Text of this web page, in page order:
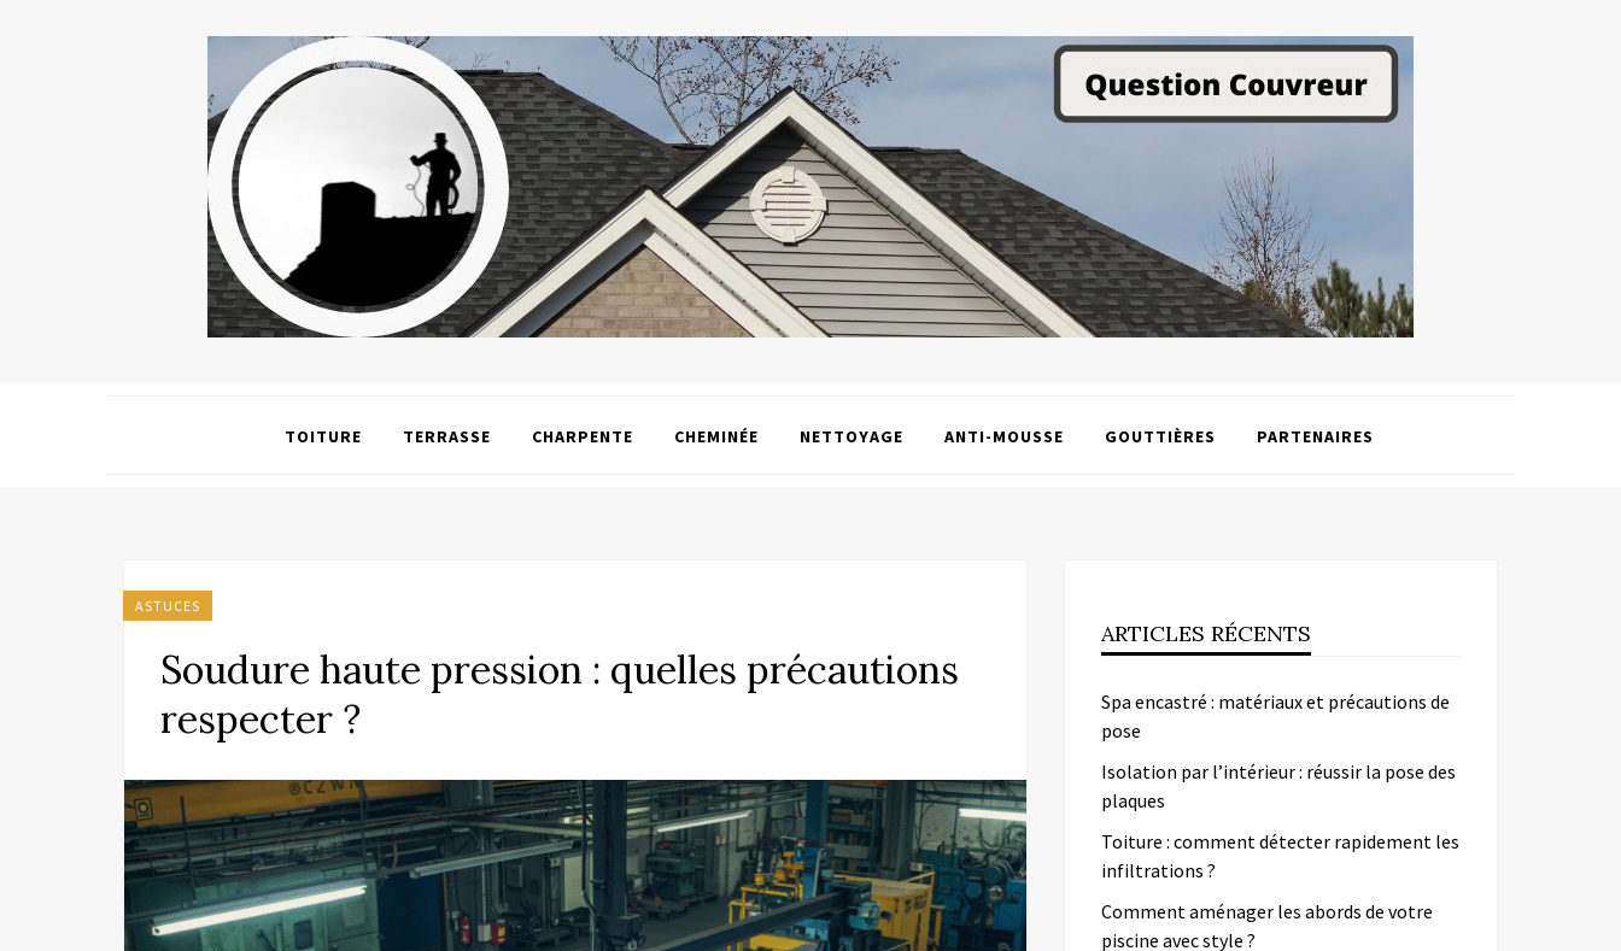
TOITURE TERRASSE CHARPENTE CHEMINÉE NETTOYAGE ANTI-MOUSSE GOUTTIÈRES PARTENAIRES
ASTUCES
Soudure haute pression : quelles précautions
respecter ?
ARTICLES RÉCENTS
Spa encastré : matériaux et précautions de
pose
Isolation par l’intérieur : réussir la pose des
plaques
Toiture : comment détecter rapidement les
infiltrations ?
Comment aménager les abords de votre
piscine avec style ?